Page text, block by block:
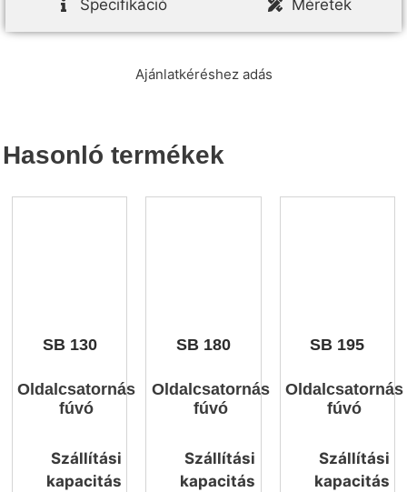
Specifikáció Méretek
Ajánlatkéréshez adás
Hasonló termékek
SB 130
Oldalcsatornás
fúvó
Szállítási
kapacitás
SB 180
Oldalcsatornás
fúvó
Szállítási
kapacitás
SB 195
Oldalcsatornás
fúvó
Szállítási
kapacitás